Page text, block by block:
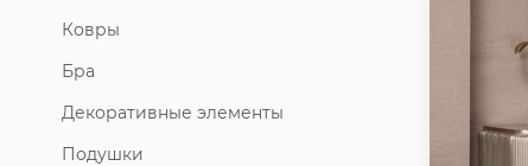
Ковры
Бра
Декоративные элементы
Подушки